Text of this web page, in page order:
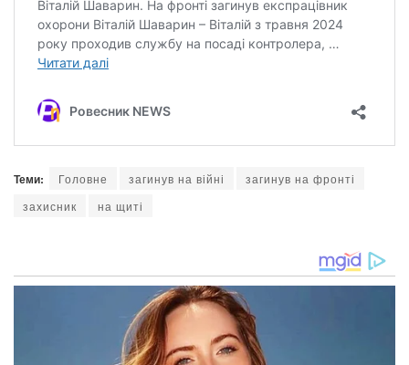
Теми: Головне загинув на війні
загинув на фронті
захисник
на щиті